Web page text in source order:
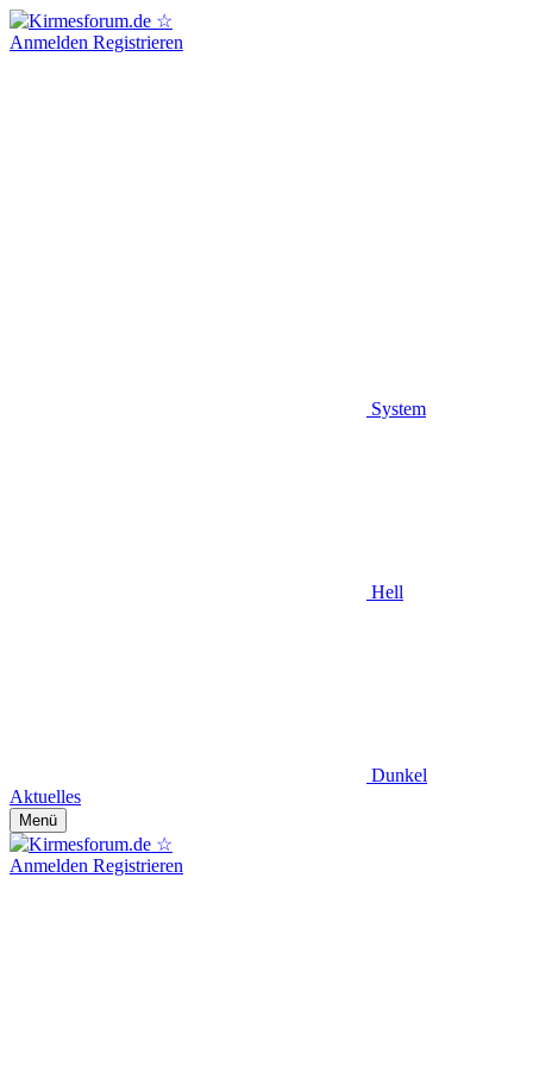
Anmelden Registrieren
System
Hell
Dunkel
Aktuelles
Menü
Anmelden Registrieren